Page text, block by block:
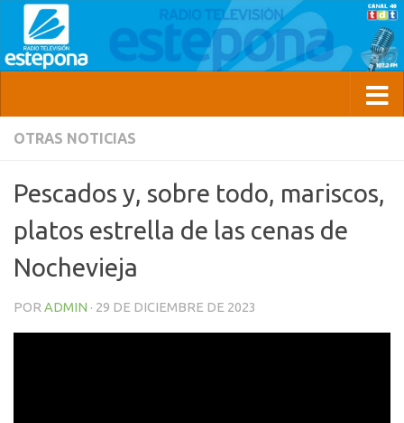
OTRAS NOTICIAS
Pescados y, sobre todo, mariscos,
platos estrella de las cenas de
Nochevieja
POR ADMIN · 29 DE DICIEMBRE DE 2023